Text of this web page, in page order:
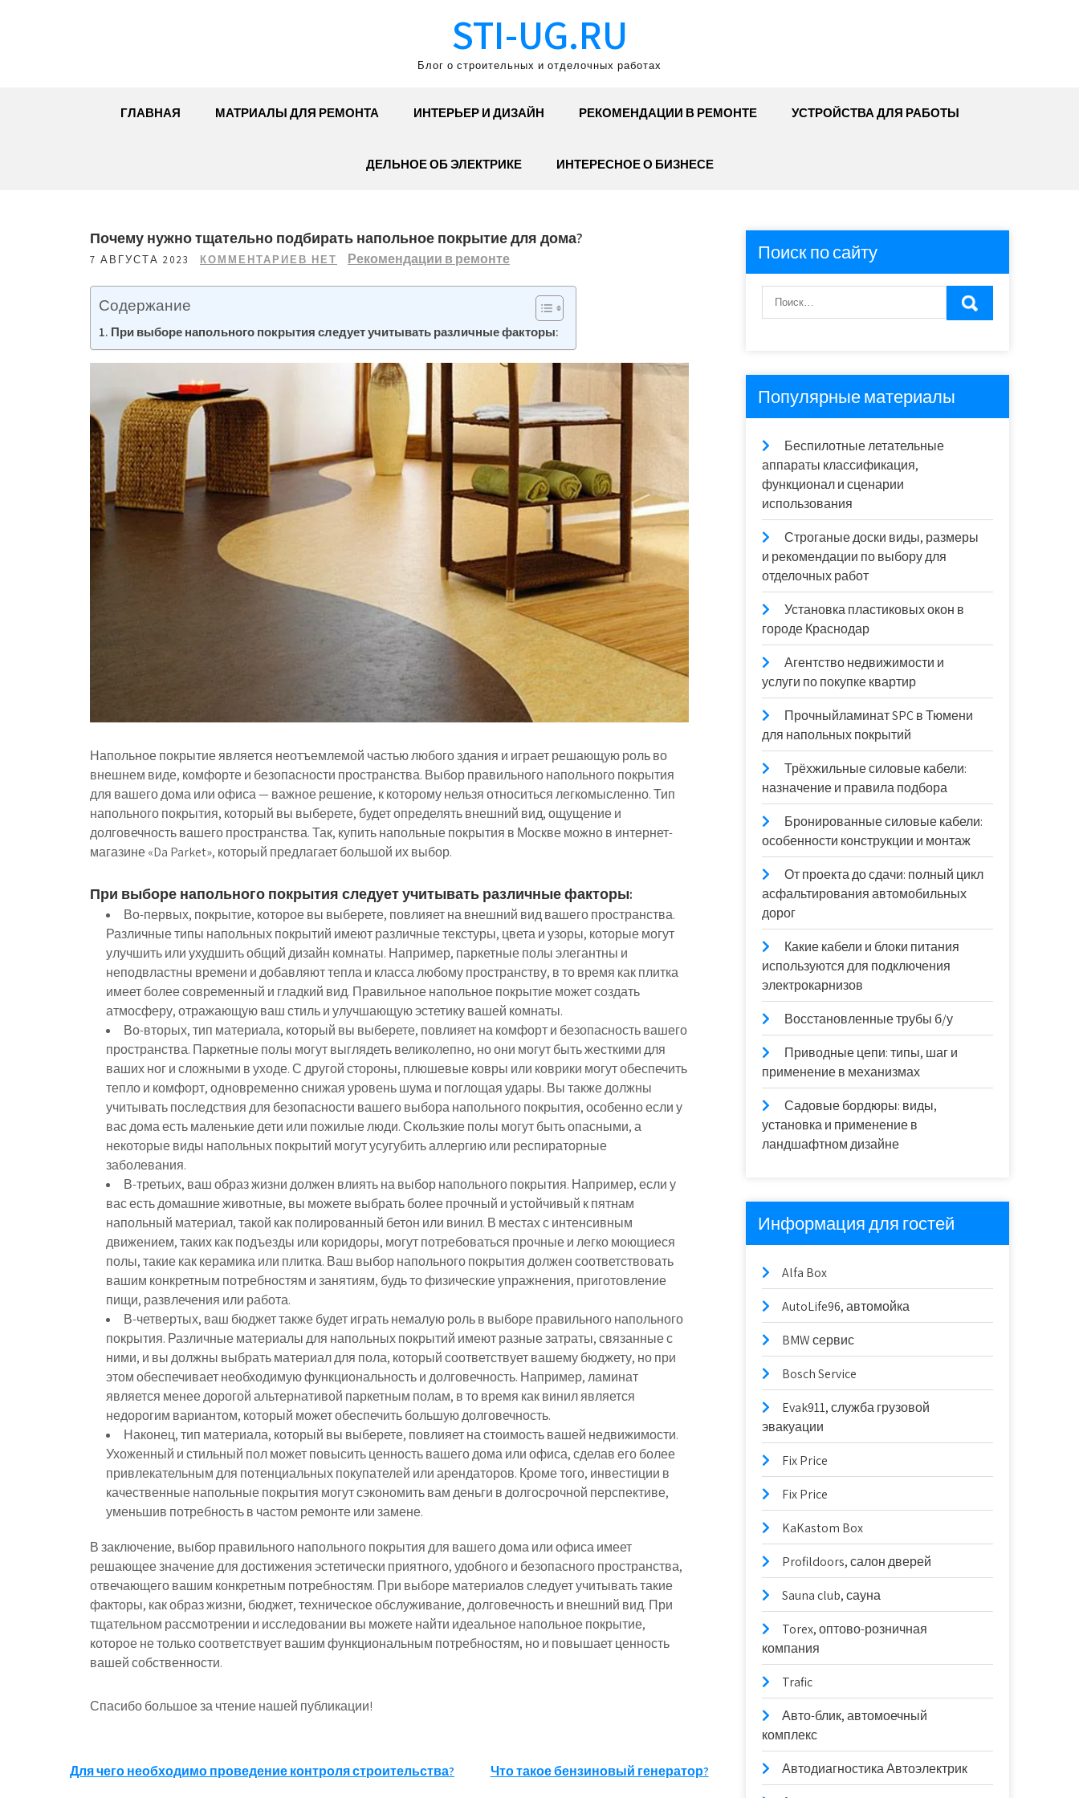
STI-UG.RU
Блог о строительных и отделочных работах
ГЛАВНАЯ МАТРИАЛЫ ДЛЯ РЕМОНТА ИНТЕРЬЕР И ДИЗАЙН РЕКОМЕНДАЦИИ В РЕМОНТЕ УСТРОЙСТВА ДЛЯ РАБОТЫ
ДЕЛЬНОЕ ОБ ЭЛЕКТРИКЕ ИНТЕРЕСНОЕ О БИЗНЕСЕ
Почему нужно тщательно подбирать напольное покрытие для дома?
7 АВГУСТА 2023 КОММЕНТАРИЕВ НЕТ Рекомендации в ремонте
Содержание
При выборе напольного покрытия следует учитывать различные факторы:
Напольное покрытие является неотъемлемой частью любого здания и играет решающую роль во
внешнем виде, комфорте и безопасности пространства. Выбор правильного напольного покрытия
для вашего дома или офиса — важное решение, к которому нельзя относиться легкомысленно. Тип
напольного покрытия, который вы выберете, будет определять внешний вид, ощущение и
долговечность вашего пространства. Так, купить напольные покрытия в Москве можно в интернет-
магазине «Da Parket», который предлагает большой их выбор.
При выборе напольного покрытия следует учитывать различные факторы:
Во-первых, покрытие, которое вы выберете, повлияет на внешний вид вашего пространства.
Различные типы напольных покрытий имеют различные текстуры, цвета и узоры, которые могут
улучшить или ухудшить общий дизайн комнаты. Например, паркетные полы элегантны и
неподвластны времени и добавляют тепла и класса любому пространству, в то время как плитка
имеет более современный и гладкий вид. Правильное напольное покрытие может создать
атмосферу, отражающую ваш стиль и улучшающую эстетику вашей комнаты.
Во-вторых, тип материала, который вы выберете, повлияет на комфорт и безопасность вашего
пространства. Паркетные полы могут выглядеть великолепно, но они могут быть жесткими для
ваших ног и сложными в уходе. С другой стороны, плюшевые ковры или коврики могут обеспечить
тепло и комфорт, одновременно снижая уровень шума и поглощая удары. Вы также должны
учитывать последствия для безопасности вашего выбора напольного покрытия, особенно если у
вас дома есть маленькие дети или пожилые люди. Скользкие полы могут быть опасными, а
некоторые виды напольных покрытий могут усугубить аллергию или респираторные
заболевания.
В-третьих, ваш образ жизни должен влиять на выбор напольного покрытия. Например, если у
вас есть домашние животные, вы можете выбрать более прочный и устойчивый к пятнам
напольный материал, такой как полированный бетон или винил. В местах с интенсивным
движением, таких как подъезды или коридоры, могут потребоваться прочные и легко моющиеся
полы, такие как керамика или плитка. Ваш выбор напольного покрытия должен соответствовать
вашим конкретным потребностям и занятиям, будь то физические упражнения, приготовление
пищи, развлечения или работа.
В-четвертых, ваш бюджет также будет играть немалую роль в выборе правильного напольного
покрытия. Различные материалы для напольных покрытий имеют разные затраты, связанные с
ними, и вы должны выбрать материал для пола, который соответствует вашему бюджету, но при
этом обеспечивает необходимую функциональность и долговечность. Например, ламинат
является менее дорогой альтернативой паркетным полам, в то время как винил является
недорогим вариантом, который может обеспечить большую долговечность.
Наконец, тип материала, который вы выберете, повлияет на стоимость вашей недвижимости.
Ухоженный и стильный пол может повысить ценность вашего дома или офиса, сделав его более
привлекательным для потенциальных покупателей или арендаторов. Кроме того, инвестиции в
качественные напольные покрытия могут сэкономить вам деньги в долгосрочной перспективе,
уменьшив потребность в частом ремонте или замене.
В заключение, выбор правильного напольного покрытия для вашего дома или офиса имеет
решающее значение для достижения эстетически приятного, удобного и безопасного пространства,
отвечающего вашим конкретным потребностям. При выборе материалов следует учитывать такие
факторы, как образ жизни, бюджет, техническое обслуживание, долговечность и внешний вид. При
тщательном рассмотрении и исследовании вы можете найти идеальное напольное покрытие,
которое не только соответствует вашим функциональным потребностям, но и повышает ценность
вашей собственности.
Спасибо большое за чтение нашей публикации!
Навигация
Для чего необходимо проведение контроля строительства? Что такое бензиновый генератор?
Поиск по сайту
Популярные материалы
Беспилотные летательные
аппараты классификация,
функционал и сценарии
использования
Строганые доски виды, размеры
и рекомендации по выбору для
отделочных работ
Установка пластиковых окон в
городе Краснодар
Агентство недвижимости и
услуги по покупке квартир
Прочныйламинат SPC в Тюмени
для напольных покрытий
Трёхжильные силовые кабели:
назначение и правила подбора
Бронированные силовые кабели:
особенности конструкции и монтаж
От проекта до сдачи: полный цикл
асфальтирования автомобильных
дорог
Какие кабели и блоки питания
используются для подключения
электрокарнизов
Восстановленные трубы б/у
Приводные цепи: типы, шаг и
применение в механизмах
Садовые бордюры: виды,
установка и применение в
ландшафтном дизайне
Информация для гостей
Alfa Box
AutoLife96, автомойка
BMW сервис
Bosch Service
Evak911, служба грузовой
эвакуации
Fix Price
Fix Price
KaKastom Box
Profildoors, салон дверей
Sauna club, сауна
Torex, оптово-розничная
компания
Trafic
Авто-блик, автомоечный
комплекс
Автодиагностика Автоэлектрик